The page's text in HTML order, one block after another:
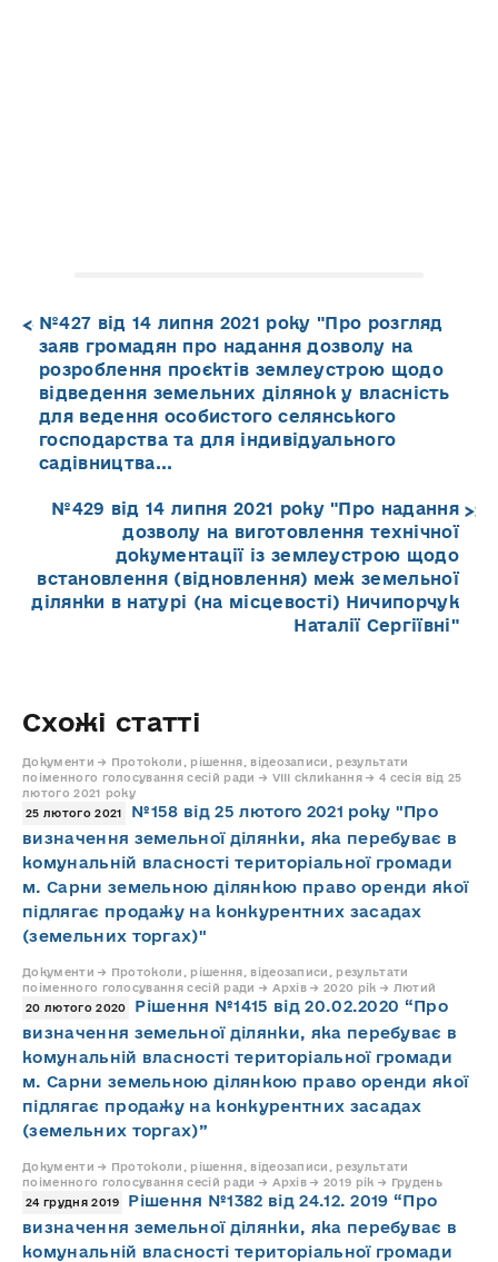
№427 від 14 липня 2021 року "Про розгляд
заяв громадян про надання дозволу на
розроблення проєктів землеустрою щодо
відведення земельних ділянок у власність
для ведення особистого селянського
господарства та для індивідуального
садівництва...
№429 від 14 липня 2021 року "Про надання
дозволу на виготовлення технічної
документації із землеустрою щодо
встановлення (відновлення) меж земельної
ділянки в натурі (на місцевості) Ничипорчук
Наталії Сергіївні"
Схожі статті
Документи → Протоколи, рішення, відеозаписи, результати
поіменного голосування сесій ради → VIII скликання → 4 сесія від 25
лютого 2021 року
25 лютого 2021
№158 від 25 лютого 2021 року "Про
визначення земельної ділянки, яка перебуває в
комунальній власності територіальної громади
м. Сарни земельною ділянкою право оренди якої
підлягає продажу на конкурентних засадах
(земельних торгах)"
Документи → Протоколи, рішення, відеозаписи, результати
поіменного голосування сесій ради → Архів → 2020 рік → Лютий
20 лютого 2020
Рішення №1415 від 20.02.2020 “Про
визначення земельної ділянки, яка перебуває в
комунальній власності територіальної громади
м. Сарни земельною ділянкою право оренди якої
підлягає продажу на конкурентних засадах
(земельних торгах)”
Документи → Протоколи, рішення, відеозаписи, результати
поіменного голосування сесій ради → Архів → 2019 рік → Грудень
24 грудня 2019
Рішення №1382 від 24.12. 2019 “Про
визначення земельної ділянки, яка перебуває в
комунальній власності територіальної громади